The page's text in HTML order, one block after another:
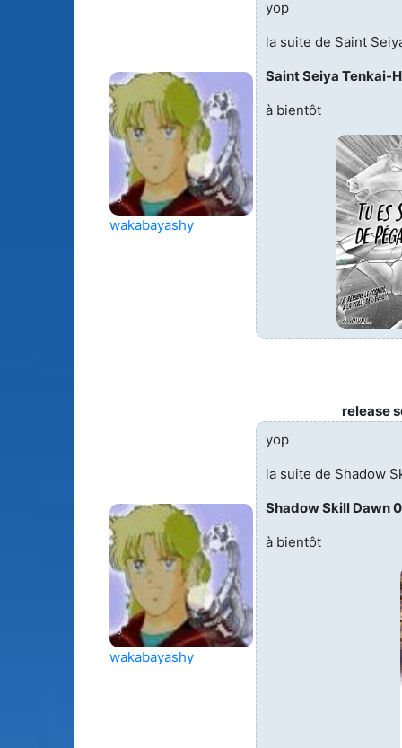
wakabayashy
yop
la suite de Saint
Saint Seiya Tenkai-
à bientôt
wakabayashy
release
yop
la suite de Shadow
Shadow Skill Dawn
à bientôt